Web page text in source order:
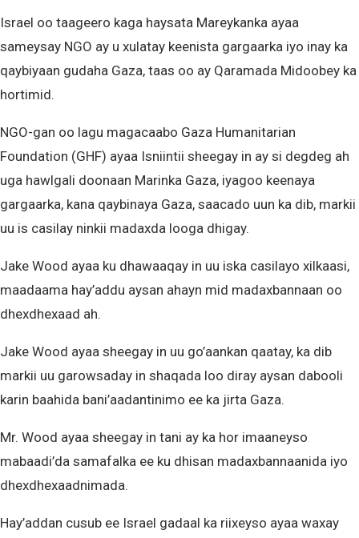
Israel oo taageero kaga haysata Mareykanka ayaa
sameysay NGO ay u xulatay keenista gargaarka iyo inay ka
qaybiyaan gudaha Gaza, taas oo ay Qaramada Midoobey ka
hortimid.
NGO-gan oo lagu magacaabo Gaza Humanitarian
Foundation (GHF) ayaa Isniintii sheegay in ay si degdeg ah
uga hawlgali doonaan Marinka Gaza, iyagoo keenaya
gargaarka, kana qaybinaya Gaza, saacado uun ka dib, markii
uu is casilay ninkii madaxda looga dhigay.
Jake Wood ayaa ku dhawaaqay in uu iska casilayo xilkaasi,
maadaama hay’addu aysan ahayn mid madaxbannaan oo
dhexdhexaad ah.
Jake Wood ayaa sheegay in uu go’aankan qaatay, ka dib
markii uu garowsaday in shaqada loo diray aysan dabooli
karin baahida bani’aadantinimo ee ka jirta Gaza.
Mr. Wood ayaa sheegay in tani ay ka hor imaaneyso
mabaadi’da samafalka ee ku dhisan madaxbannaanida iyo
dhexdhexaadnimada.
Hay’addan cusub ee Israel gadaal ka riixeyso ayaa waxay